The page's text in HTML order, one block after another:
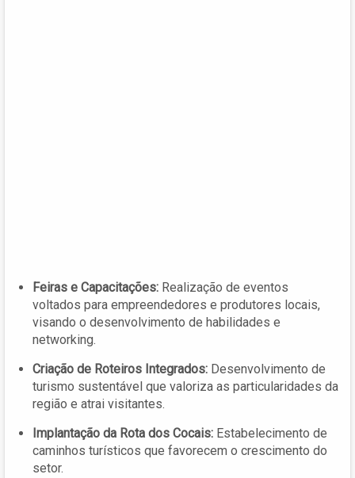
Feiras e Capacitações: Realização de eventos
voltados para empreendedores e produtores locais,
visando o desenvolvimento de habilidades e
networking.
Criação de Roteiros Integrados: Desenvolvimento de
turismo sustentável que valoriza as particularidades da
região e atrai visitantes.
Implantação da Rota dos Cocais: Estabelecimento de
caminhos turísticos que favorecem o crescimento do
setor.